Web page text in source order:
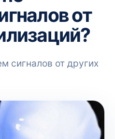
от
сигналов от других